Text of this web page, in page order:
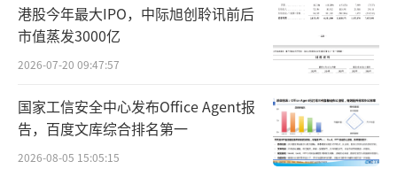
今年3月，高德美在瑞士证券交易所上市，
当前公司市值约1339亿元。2023年，该公司净
销售额40.82亿美元（约合290.95亿元人民
币），核心EBITDA（息税摊销前利润）为9.42
亿美元（约合67.14亿元人民币），同比增长2
1.4%。从当前的发展规模来看，高德美已成为
港股今年最大IPO，中际旭创聆讯前后
市值蒸发3000亿
2026-07-20 09:47:57
国家工信安全中心发布Office Agent报
告，百度文库综合排名第一
2026-08-05 15:05:15